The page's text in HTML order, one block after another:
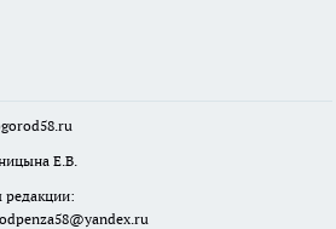
Е.В.
редакции: